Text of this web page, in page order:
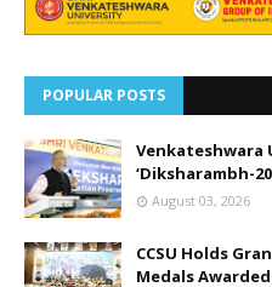
POPULAR POSTS
Venkateshwara
‘Diksharambh-
August 03, 2026
CCSU Holds
Medals